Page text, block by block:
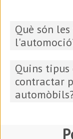
Què són
Quins tipus
contractar